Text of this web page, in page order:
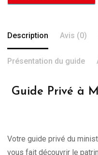
Description Avis (0)
Présentation du guide
Guide Privé à
Votre guide privé du
vous fait découvrir le